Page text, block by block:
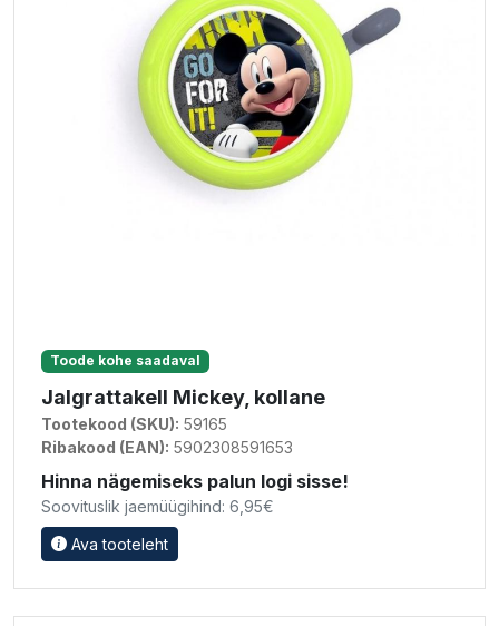
Toode kohe saadaval
Jalgrattakell Mickey, kollane
Tootekood (SKU): 59165
Ribakood (EAN): 5902308591653
Hinna nägemiseks palun logi sisse!
Soovituslik jaemüügihind: 6,95€
Ava tooteleht